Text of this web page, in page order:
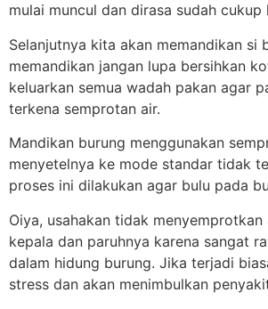
mulai muncul dan dirasa sudah cukup
Selanjutnya kita akan memandikan si
memandikan jangan lupa bersihkan
keluarkan semua wadah pakan agar
terkena semprotan air.
Mandikan burung menggunakan
menyetelnya ke mode standar tidak
proses ini dilakukan agar bulu pada
Oiya, usahakan tidak
kepala dan paruhnya karena sangat
dalam hidung burung. Jika terjadi
stress dan akan menimbulkan